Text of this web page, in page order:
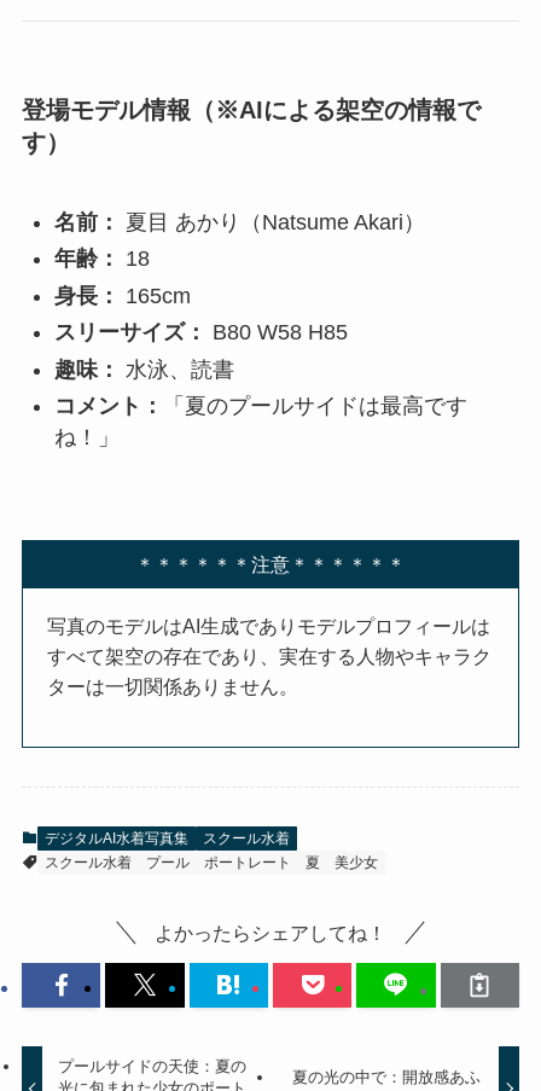
登場モデル情報（※AIによる架空の情報で
す）
名前：
夏目 あかり（Natsume Akari）
年齢：
18
身長：
165cm
スリーサイズ：
B80 W58 H85
趣味：
水泳、読書
コメント：
「夏のプールサイドは最高です
ね！」
＊＊＊＊＊＊注意＊＊＊＊＊＊
写真のモデルはAI生成でありモデルプロフィールは
すべて架空の存在であり、実在する人物やキャラク
ターは一切関係ありません。
デジタルAI水着写真集
スクール水着
スクール水着
プール ポートレート 夏 美少女
よかったらシェアしてね！
プールサイドの天使：夏の
夏の光の中で：開放感あふ